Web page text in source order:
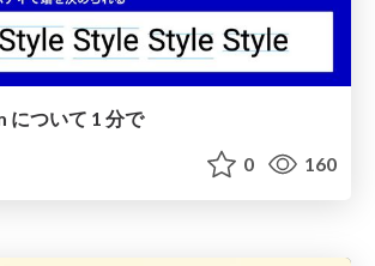
ついて 1 分で
0 160